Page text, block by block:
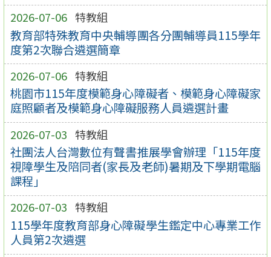
2026-07-06 特教組
教育部特殊教育中央輔導團各分團輔導員115學年
度第2次聯合遴選簡章
2026-07-06 特教組
桃園市115年度模範身心障礙者、模範身心障礙家
庭照顧者及模範身心障礙服務人員遴選計畫
2026-07-03 特教組
社團法人台灣數位有聲書推展學會辦理「115年度
視障學生及陪同者(家長及老師)暑期及下學期電腦
課程」
2026-07-03 特教組
115學年度教育部身心障礙學生鑑定中心專業工作
人員第2次遴選